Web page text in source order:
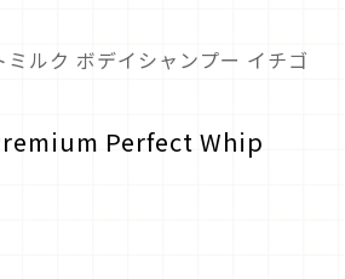
ルク ボデイシャンプー イチゴ
Perfect Whip